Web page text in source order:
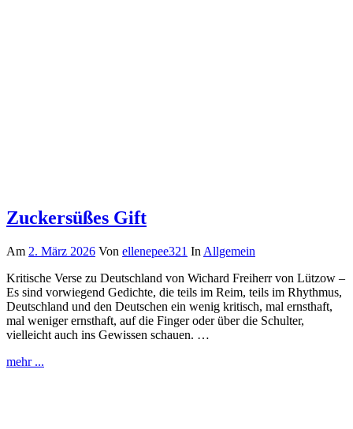
Zuckersüßes Gift
Am 2. März 2026 Von ellenepee321 In Allgemein
Kritische Verse zu Deutschland von Wichard Freiherr von Lützow –
Es sind vorwiegend Gedichte, die teils im Reim, teils im Rhythmus,
Deutschland und den Deutschen ein wenig kritisch, mal ernsthaft,
mal weniger ernsthaft, auf die Finger oder über die Schulter,
vielleicht auch ins Gewissen schauen. …
mehr ...